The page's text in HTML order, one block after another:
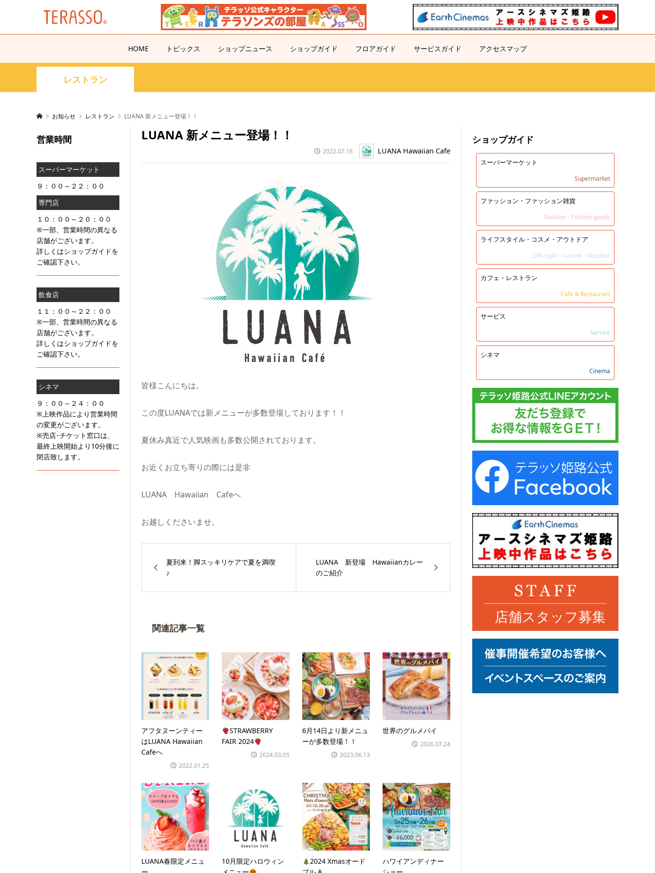
HOME トピックス ショップニュース ショップガイド フロアガイド サービスガイド アクセスマップ
レストラン
お知らせ レストラン LUANA 新メニュー登場！！
LUANA 新メニュー登場！！
2022.07.16 LUANA Hawaiian Cafe
皆様こんにちは。
この度LUANAでは新メニューが多数登場しております！！
夏休み真近で人気映画も多数公開されております。
お近くお立ち寄りの際には是非
LUANA Hawaiian Cafeへ
お越しくださいませ。
夏到来！脚スッキリケアで夏を満喫
♪
LUANA 新登場 Hawaiianカレー
のご紹介
関連記事一覧
アフタヌーンティー
はLUANA Hawaiian
Cafeへ
2022.01.25
STRAWBERRY
FAIR 2024
2024.03.05
6月14日より新メニュ
ーが多数登場！！
2023.06.13
世界のグルメパイ
2026.07.24
LUANA春限定メニュ
10月限定ハロウィン
2024 Xmasオード
ハワイアンディナー
ショップガイド
スーパーマーケット
Supermarket
ファッション・ファッション雑貨
Fashion・Fashion goods
ライフスタイル・コスメ・アウトドア
Life style・Cosme・Outdoor
カフェ・レストラン
Cafe & Restaurant
サービス
Service
シネマ
Cinema
営業時間
スーパーマーケット
９：００～２２：００
専門店
１０：００～２０：００
※一部、営業時間の異なる
店舗がございます。
詳しくはショップガイドを
ご確認下さい。
飲食店
１１：００～２２：００
※一部、営業時間の異なる
店舗がございます。
詳しくはショップガイドを
ご確認下さい。
シネマ
９：００～２４：００
※上映作品により営業時間
の変更がございます。
※売店･チケット窓口は、
最終上映開始より10分後に
閉店致します。